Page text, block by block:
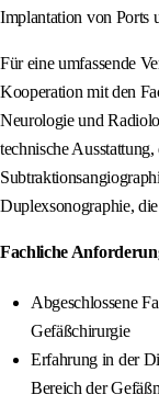
Implantation von Ports
Für eine umfassende
Kooperation mit den
Neurologie und
technische
Duplexsonographie,
Fachliche
Abgeschlossene
Gefäßchirurgie
Erfahrung in der
Bereich der